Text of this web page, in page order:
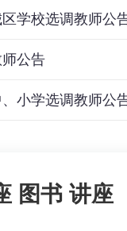
学校选调教师公
公告
小学选调教师公
图书 讲座